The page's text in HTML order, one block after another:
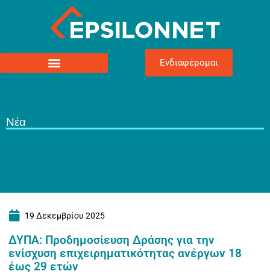
Ενδιαφέρομαι
Νέα
19 Δεκεμβρίου 2025
ΔΥΠΑ: Προδημοσίευση Δράσης για την
ενίσχυση επιχειρηματικότητας ανέργων 18
έως 29 ετών